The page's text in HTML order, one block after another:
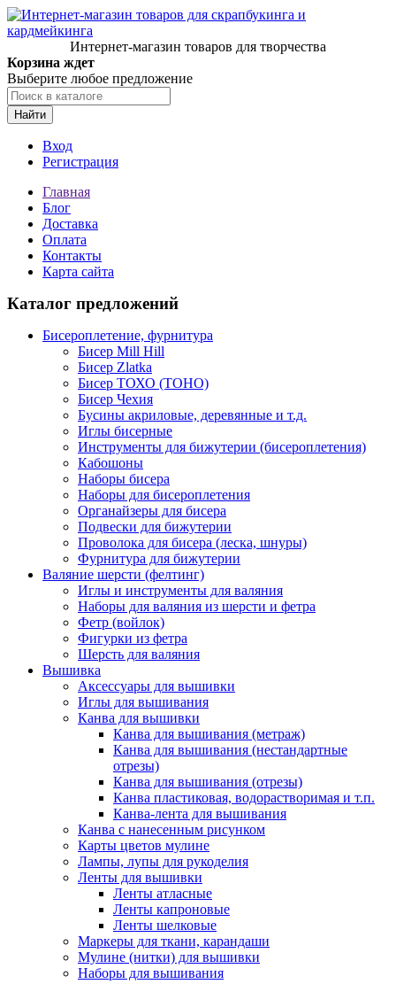
Интернет-магазин товаров для творчества
Корзина ждет
Выберите любое предложение
Найти
Вход
Регистрация
Главная
Блог
Доставка
Оплата
Контакты
Карта сайта
Каталог предложений
Бисероплетение, фурнитура
Бисер Mill Hill
Бисер Zlatka
Бисер ТОХО (TOHO)
Бисер Чехия
Бусины акриловые, деревянные и т.д.
Иглы бисерные
Инструменты для бижутерии (бисероплетения)
Кабошоны
Наборы бисера
Наборы для бисероплетения
Органайзеры для бисера
Подвески для бижутерии
Проволока для бисера (леска, шнуры)
Фурнитура для бижутерии
Валяние шерсти (фелтинг)
Иглы и инструменты для валяния
Наборы для валяния из шерсти и фетра
Фетр (войлок)
Фигурки из фетра
Шерсть для валяния
Вышивка
Аксессуары для вышивки
Иглы для вышивания
Канва для вышивки
Канва для вышивания (метраж)
Канва для вышивания (нестандартные
отрезы)
Канва для вышивания (отрезы)
Канва пластиковая, водорастворимая и т.п.
Канва-лента для вышивания
Канва с нанесенным рисунком
Карты цветов мулине
Лампы, лупы для рукоделия
Ленты для вышивки
Ленты атласные
Ленты капроновые
Ленты шелковые
Маркеры для ткани, карандаши
Мулине (нитки) для вышивки
Наборы для вышивания